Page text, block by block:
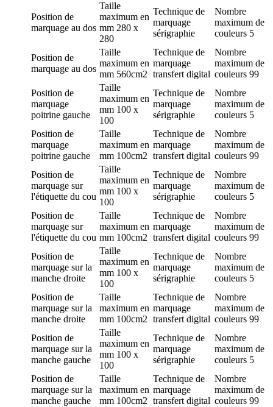
Position de
marquage au dos
Taille
maximum en
mm 280 x
280
Technique de
marquage
sérigraphie
Nombre
maximum de
couleurs 5
Position de
marquage au dos
Taille
maximum en
mm 560cm2
Technique de
marquage
transfert digital
Nombre
maximum de
couleurs 99
Position de
marquage
poitrine gauche
Taille
maximum en
mm 100 x
100
Technique de
marquage
sérigraphie
Nombre
maximum de
couleurs 5
Position de
marquage
poitrine gauche
Taille
maximum en
mm 100cm2
Technique de
marquage
transfert digital
Nombre
maximum de
couleurs 99
Position de
marquage sur
l'étiquette du cou
Taille
maximum en
mm 100 x
100
Technique de
marquage
sérigraphie
Nombre
maximum de
couleurs 5
Position de
marquage sur
l'étiquette du cou
Taille
maximum en
mm 100cm2
Technique de
marquage
transfert digital
Nombre
maximum de
couleurs 99
Position de
marquage sur la
manche droite
Taille
maximum en
mm 100 x
100
Technique de
marquage
sérigraphie
Nombre
maximum de
couleurs 5
Position de
marquage sur la
manche droite
Taille
maximum en
mm 100cm2
Technique de
marquage
transfert digital
Nombre
maximum de
couleurs 99
Position de
marquage sur la
manche gauche
Taille
maximum en
mm 100 x
100
Technique de
marquage
sérigraphie
Nombre
maximum de
couleurs 5
Position de
marquage sur la
manche gauche
Taille
maximum en
mm 100cm2
Technique de
marquage
transfert digital
Nombre
maximum de
couleurs 99